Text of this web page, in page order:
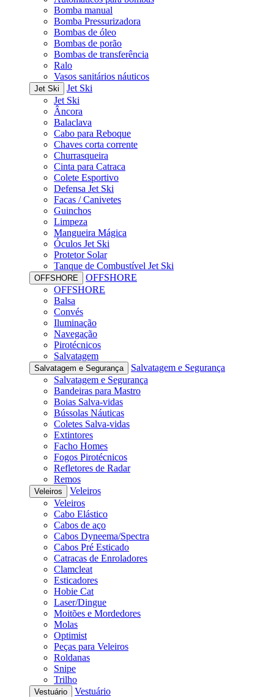
Bomba manual
Bomba Pressurizadora
Bombas de óleo
Bombas de porão
Bombas de transferência
Ralo
Vasos sanitários náuticos
Jet Ski
Jet Ski
Jet Ski
Âncora
Balaclava
Cabo para Reboque
Chaves corta corrente
Churrasqueira
Cinta para Catraca
Colete Esportivo
Defensa Jet Ski
Facas / Canivetes
Guinchos
Limpeza
Mangueira Mágica
Óculos Jet Ski
Protetor Solar
Tanque de Combustível Jet Ski
OFFSHORE
OFFSHORE
OFFSHORE
Balsa
Convés
Iluminação
Navegação
Pirotécnicos
Salvatagem
Salvatagem e Segurança
Salvatagem e Segurança
Salvatagem e Segurança
Bandeiras para Mastro
Boias Salva-vidas
Bússolas Náuticas
Coletes Salva-vidas
Extintores
Facho Homes
Fogos Pirotécnicos
Refletores de Radar
Remos
Veleiros
Veleiros
Veleiros
Cabo Elástico
Cabos de aço
Cabos Dyneema/Spectra
Cabos Pré Esticado
Catracas de Enroladores
Clamcleat
Esticadores
Hobie Cat
Laser/Dingue
Moitões e Mordedores
Molas
Optimist
Peças para Veleiros
Roldanas
Snipe
Trilho
Vestuário
Vestuário